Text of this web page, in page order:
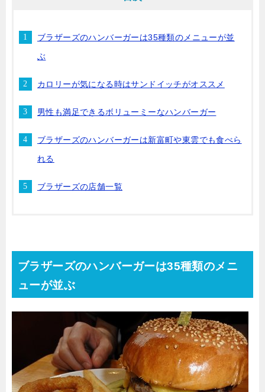
ブラザーズのハンバーガーは35種類のメニューが並
ぶ
カロリーが気になる時はサンドイッチがオススメ
男性も満足できるボリューミーなハンバーガー
ブラザーズのハンバーガーは新富町や東雲でも食べら
れる
ブラザーズの店舗一覧
ブラザーズのハンバーガーは35種類のメニ
ューが並ぶ